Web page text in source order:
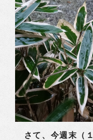
さて、今週末（